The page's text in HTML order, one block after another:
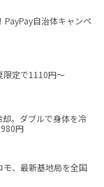
PayPay自治体キャンペ
限定で1110円～
。ダブルで身体を冷
円
、最新基地局を全国